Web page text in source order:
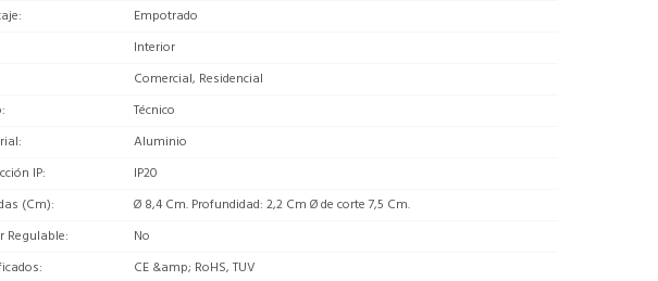
Empotrado
Interior
Comercial, Residencial
Técnico
Aluminio
IP
IP20
(Cm)
Ø 8,4 Cm. Profundidad: 2,2 Cm Ø de corte 7,5 Cm.
Regulable
No
CE &amp; RoHS, TUV